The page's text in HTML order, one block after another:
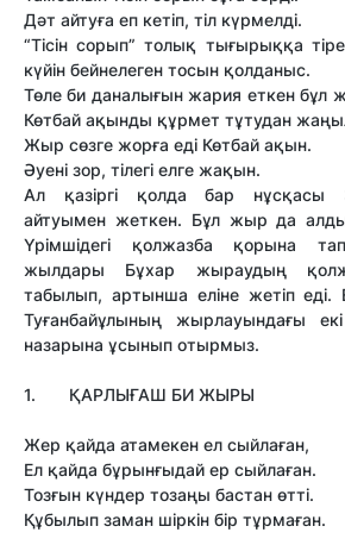
Дәт айтуға еп кетіп, тіл күрмелді.
“Тісін сорып” толық тығырыққа
күйін бейнелеген тосын қолданыс.
Төле би даналығын жария еткен бұл
Көтбай ақынды құрмет тұтудан
Жыр сөзге жорға еді Көтбай ақын.
Әуені зор, тілегі елге жақын.
Ал қазіргі қолда бар нұсқасы
айтуымен жеткен. Бұл жыр да
Үрімшідегі қолжазба қорына
жылдары Бұхар жыраудың
табылып, артынша еліне жетіп еді.
Туғанбайұлының жырлауындағы
назарына ұсынып отырмыз.
1. ҚАРЛЫҒАШ БИ ЖЫРЫ
Жер қайда атамекен ел сыйлаған,
Ел қайда бұрынғыдай ер сыйлаған.
Тозғын күндер тозаңы бастан өтті.
Құбылып заман шіркін бір тұрмаған.